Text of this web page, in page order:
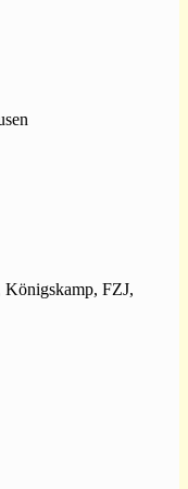
FZJ,